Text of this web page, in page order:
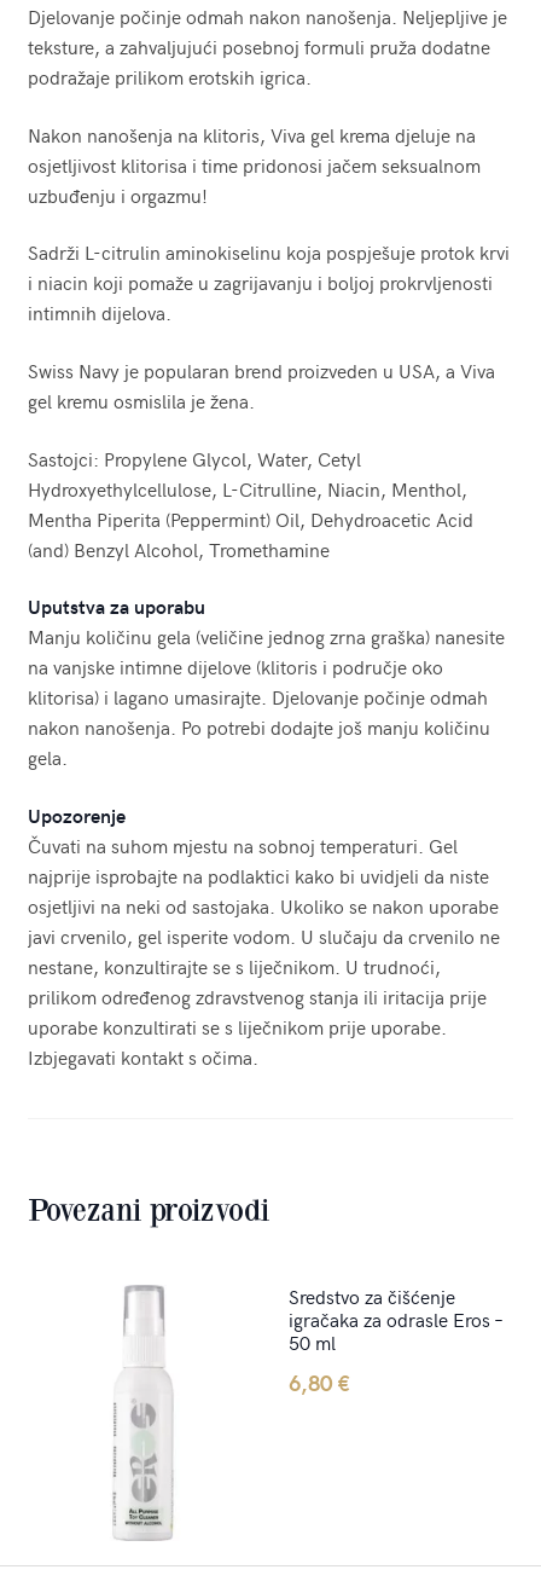
Djelovanje počinje odmah nakon nanošenja. Neljepljive je
teksture, a zahvaljujući posebnoj formuli pruža dodatne
podražaje prilikom erotskih igrica.
Nakon nanošenja na klitoris, Viva gel krema djeluje na
osjetljivost klitorisa i time pridonosi jačem seksualnom
uzbuđenju i orgazmu!
Sadrži L-citrulin aminokiselinu koja pospješuje protok krvi
i niacin koji pomaže u zagrijavanju i boljoj prokrvljenosti
intimnih dijelova.
Swiss Navy je popularan brend proizveden u USA, a Viva
gel kremu osmislila je žena.
Sastojci: Propylene Glycol, Water, Cetyl
Hydroxyethylcellulose, L-Citrulline, Niacin, Menthol,
Mentha Piperita (Peppermint) Oil, Dehydroacetic Acid
(and) Benzyl Alcohol, Tromethamine
Uputstva za uporabu
Manju količinu gela (veličine jednog zrna graška) nanesite
na vanjske intimne dijelove (klitoris i područje oko
klitorisa) i lagano umasirajte. Djelovanje počinje odmah
nakon nanošenja. Po potrebi dodajte još manju količinu
gela.
Upozorenje
Čuvati na suhom mjestu na sobnoj temperaturi. Gel
najprije isprobajte na podlaktici kako bi uvidjeli da niste
osjetljivi na neki od sastojaka. Ukoliko se nakon uporabe
javi crvenilo, gel isperite vodom. U slučaju da crvenilo ne
nestane, konzultirajte se s liječnikom. U trudnoći,
prilikom određenog zdravstvenog stanja ili iritacija prije
uporabe konzultirati se s liječnikom prije uporabe.
Izbjegavati kontakt s očima.
Povezani proizvodi
Sredstvo za čišćenje
igračaka za odrasle Eros –
50 ml
6,80€